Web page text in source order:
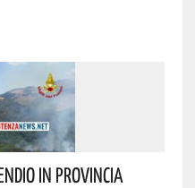
In Provincia